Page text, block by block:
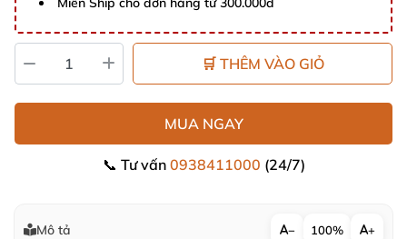
🛒 THÊM VÀO GIỎ
MUA NGAY
📞 Tư vấn 0938411000 (24/7)
Mô tả − 100% +